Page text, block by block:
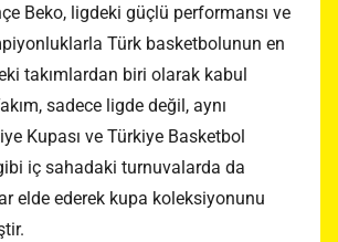
Beko, ligdeki güçlü performansı ve
Türk basketbolunun en
takımlardan biri olarak kabul
sadece ligde değil, aynı
Kupası ve Türkiye Basketbol
iç sahadaki turnuvalarda da
elde ederek kupa koleksiyonunu